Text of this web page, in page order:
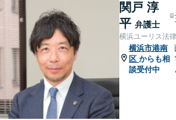
関戸 淳
平 弁護士
横浜ユーリス法
横浜市港南
区 からも相
談受付中